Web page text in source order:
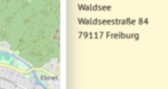
Waldsee
Waldseestraße 84
79117 Freiburg